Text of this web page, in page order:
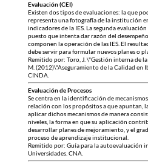
Evaluación (CEI)
Existen dos tipos de evaluaciones: la que
representa una fotografía de la institución
indicadores de la IES. La segunda
puesto que intenta dar razón del
componen la operación de las IES. El
debe servir para formular nuevos planes o
Remitido por: Toro, J. \"Gestión interna de
M. (2012)\"Aseguramiento de la Calidad en
CINDA.
Evaluación de Procesos
Se centra en la identificación de
relación con los propósitos a que apuntan,
aplicar dichos mecanismos de manera
niveles, la forma en que su aplicación
desarrollar planes de mejoramiento, y el
proceso de aprendizaje institucional.
Remitido por: Guía para la autoevaluación
Universidades. CNA.